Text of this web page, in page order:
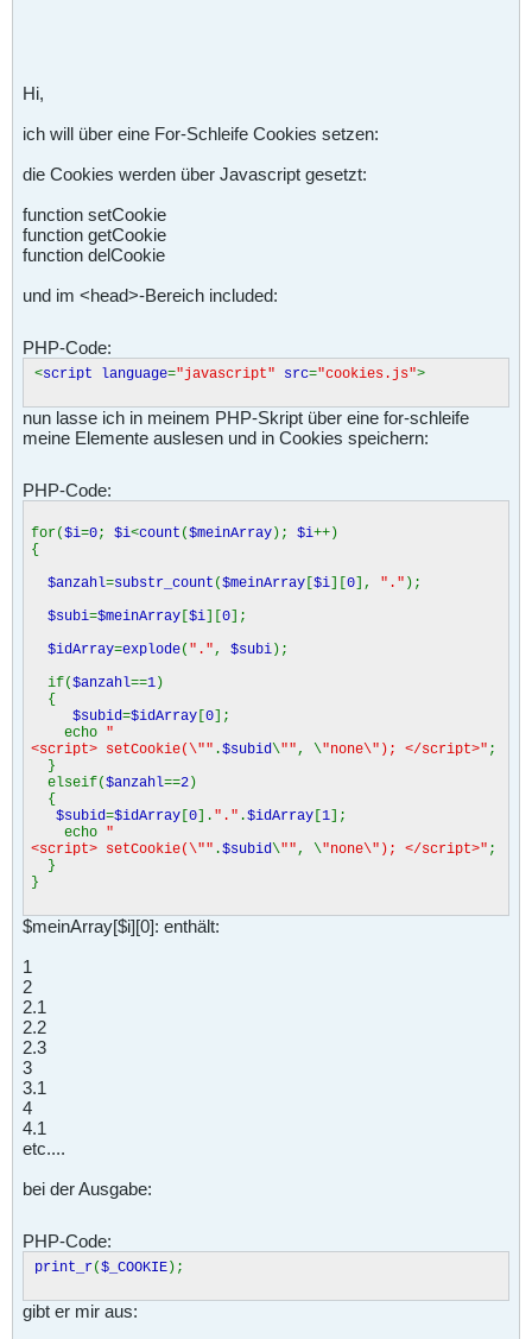
Hi,
ich will über eine For-Schleife Cookies setzen:
die Cookies werden über Javascript gesetzt:
function setCookie
function getCookie
function delCookie
und im <head>-Bereich included:
PHP-Code:
<script language="javascript" src="cookies.js">
nun lasse ich in meinem PHP-Skript über eine for-schleife
meine Elemente auslesen und in Cookies speichern:
PHP-Code:
for($i=0; $i<count ($meinArray); $i++)
{
$anzahl=substr_count ($meinArray [$i][0], "." );
$subi=$meinArray [$i][0];
$idArray=explode( "." , $subi);
if($anzahl==1)
{
$subid=$idArray [0];
echo "
<script> setCookie(\"" .$subid\"" , \"none\"); </script>" ;
}
elseif($anzahl==2)
{
$subid=$idArray [0]. "." .$idArray [1];
echo "
<script> setCookie(\"" .$subid\"" , \"none\"); </script>" ;
}
}
$meinArray[$i][0]: enthält:
1
2
2.1
2.2
2.3
3
3.1
4
4.1
etc....
bei der Ausgabe:
PHP-Code:
print_r($_COOKIE);
gibt er mir aus: